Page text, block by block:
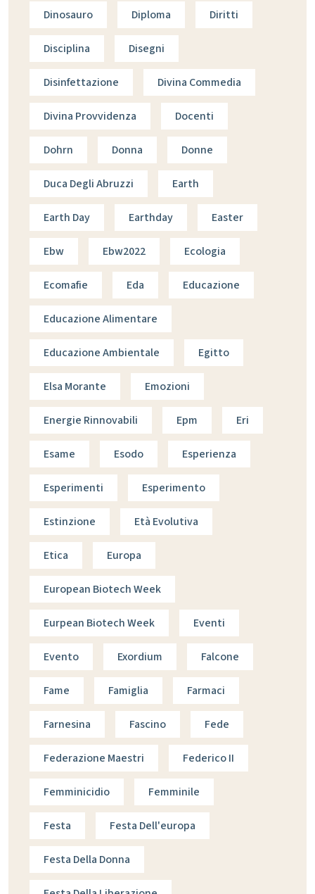
Dinosauro Diploma Diritti
Disciplina Disegni
Disinfettazione Divina Commedia
Divina Provvidenza Docenti
Dohrn Donna Donne
Duca Degli Abruzzi Earth
Earth Day Earthday Easter
Ebw Ebw2022 Ecologia
Ecomafie Eda Educazione
Educazione Alimentare
Educazione Ambientale Egitto
Elsa Morante Emozioni
Energie Rinnovabili Epm Eri
Esame Esodo Esperienza
Esperimenti Esperimento
Estinzione Età Evolutiva
Etica Europa
European Biotech Week
Eurpean Biotech Week Eventi
Evento Exordium Falcone
Fame Famiglia Farmaci
Farnesina Fascino Fede
Federazione Maestri Federico II
Femminicidio Femminile
Festa Festa Dell'europa
Festa Della Donna